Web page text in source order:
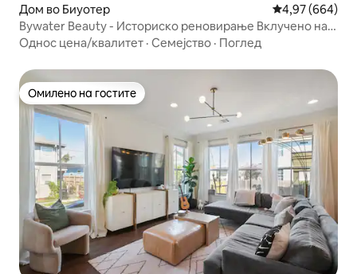
Дом во Биуотер Просечна
4,97 (664)
Bywater Beauty - Историско реновирање Вклучено на
Hgtv
Однос цена/квалитет · Семејство · Поглед
Омилено на гостите
Омилено на гостите